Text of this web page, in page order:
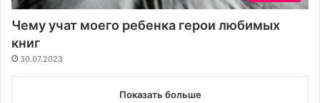
Чему учат моего ребенка герои любимых
книг
30.07.2023
Показать больше